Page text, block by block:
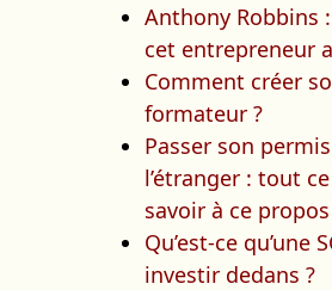
Anthony Robbins
cet entrepreneur
Comment créer
formateur ?
Passer son
l’étranger : tout
savoir à ce propos
Qu’est-ce qu’une
investir dedans ?